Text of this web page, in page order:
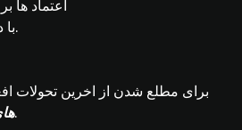
اعتماد ها
با دای نیوز واقع بینانه باشید.
برای مطلع شدن از اخرین تحولات
ما دیدن نماید.